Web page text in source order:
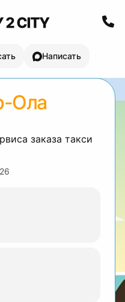
Написать
Ола
заказа такси